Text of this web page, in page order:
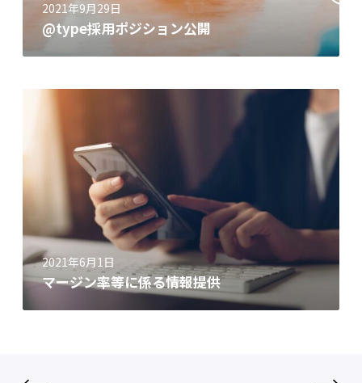
2021年9月29日
@type採用ポジション公開
2021年6月1日
マージン率等に係る情報提供